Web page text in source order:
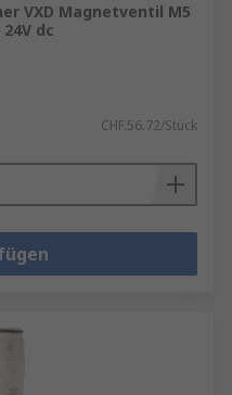
VXD Magnetventil M5
dc
CHF.56.72/Stück